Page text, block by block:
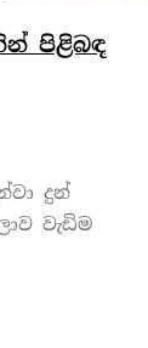
පිළිබඳ
දුන්
වැඩිම